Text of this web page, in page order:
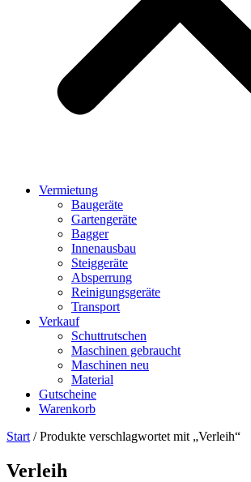
Vermietung
Baugeräte
Gartengeräte
Bagger
Innenausbau
Steiggeräte
Absperrung
Reinigungsgeräte
Transport
Verkauf
Schuttrutschen
Maschinen gebraucht
Maschinen neu
Material
Gutscheine
Warenkorb
Start / Produkte verschlagwortet mit „Verleih“
Verleih